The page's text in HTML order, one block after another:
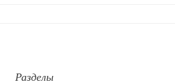
Разделы